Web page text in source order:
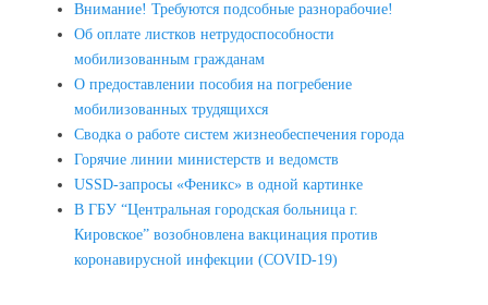
Внимание! Требуются подсобные разнорабочие!
Об оплате листков нетрудоспособности
мобилизованным гражданам
О предоставлении пособия на погребение
мобилизованных трудящихся
Сводка о работе систем жизнеобеспечения города
Горячие линии министерств и ведомств
USSD-запросы «Феникс» в одной картинке
В ГБУ “Центральная городская больница г.
Кировское” возобновлена вакцинация против
коронавирусной инфекции (COVID-19)